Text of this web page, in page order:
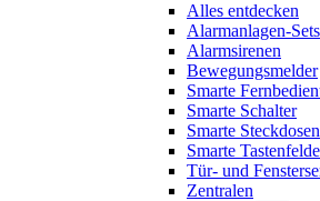
Alles entdecken
Alarmanlagen-Sets
Alarmsirenen
Bewegungsmelder
Smarte
Smarte Schalter
Smarte Steckdosen
Smarte
Tür- und
Zentralen